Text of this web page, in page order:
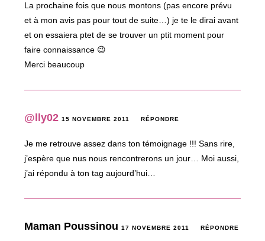
La prochaine fois que nous montons (pas encore prévu
et à mon avis pas pour tout de suite…) je te le dirai avant
et on essaiera ptet de se trouver un ptit moment pour
faire connaissance 😉
Merci beaucoup
@lly02 15 NOVEMBRE 2011 RÉPONDRE
Je me retrouve assez dans ton témoignage !!! Sans rire,
j’espère que nus nous rencontrerons un jour… Moi aussi,
j’ai répondu à ton tag aujourd’hui…
Maman Poussinou17 NOVEMBRE 2011 RÉPONDRE